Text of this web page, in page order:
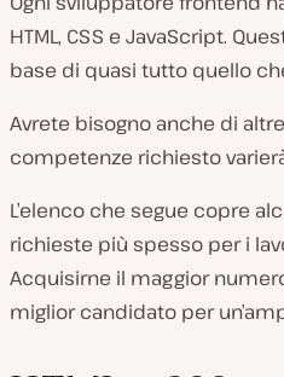
HTML, CSS e JavaScript.
base di quasi tutto quello
Avrete bisogno anche di
competenze richiesto
L’elenco che segue copre
richieste più spesso per i
Acquisirne il maggior
miglior candidato per